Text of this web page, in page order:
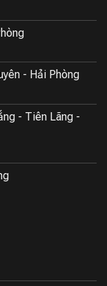
- Hải Phòng
- Tiên Lãng -